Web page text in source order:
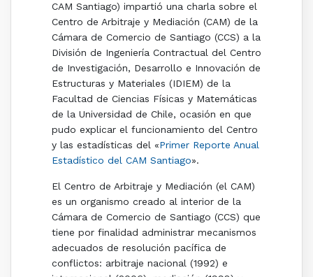
CAM Santiago) impartió una charla sobre el
Centro de Arbitraje y Mediación (CAM) de la
Cámara de Comercio de Santiago (CCS) a la
División de Ingeniería Contractual del Centro
de Investigación, Desarrollo e Innovación de
Estructuras y Materiales (IDIEM) de la
Facultad de Ciencias Físicas y Matemáticas
de la Universidad de Chile, ocasión en que
pudo explicar el funcionamiento del Centro
y las estadísticas del «Primer Reporte Anual
Estadístico del CAM Santiago».
El Centro de Arbitraje y Mediación (el CAM)
es un organismo creado al interior de la
Cámara de Comercio de Santiago (CCS) que
tiene por finalidad administrar mecanismos
adecuados de resolución pacífica de
conflictos: arbitraje nacional (1992) e